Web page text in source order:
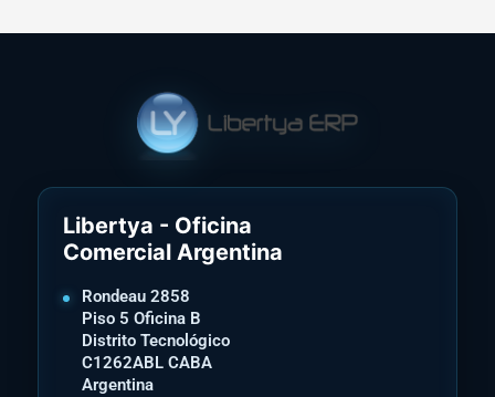
Libertya - Oficina
Comercial Argentina
Rondeau 2858
Piso 5 Oficina B
Distrito Tecnológico
C1262ABL CABA
Argentina